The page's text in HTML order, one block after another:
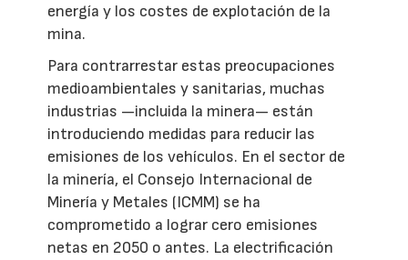
energía y los costes de explotación de la
mina.
Para contrarrestar estas preocupaciones
medioambientales y sanitarias, muchas
industrias —incluida la minera— están
introduciendo medidas para reducir las
emisiones de los vehículos. En el sector de
la minería, el Consejo Internacional de
Minería y Metales (ICMM) se ha
comprometido a lograr cero emisiones
netas en 2050 o antes. La electrificación